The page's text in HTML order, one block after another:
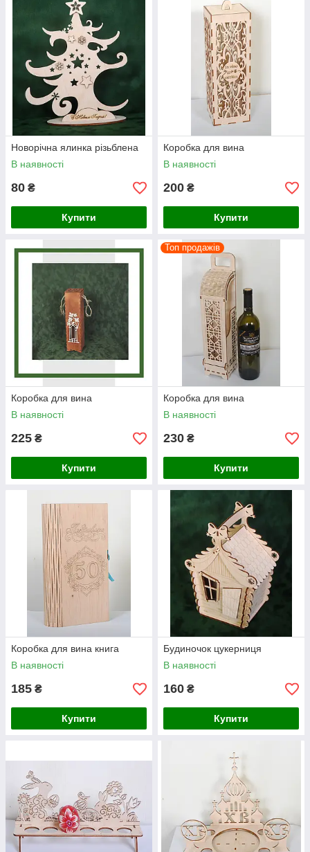
Новорічна ялинка різьблена
В наявності
80 ₴
Купити
Коробка для вина
В наявності
200 ₴
Купити
Коробка для вина
В наявності
225 ₴
Купити
Топ продажів
Коробка для вина
В наявності
230 ₴
Купити
Коробка для вина книга
В наявності
185 ₴
Купити
Будиночок цукерниця
В наявності
160 ₴
Купити